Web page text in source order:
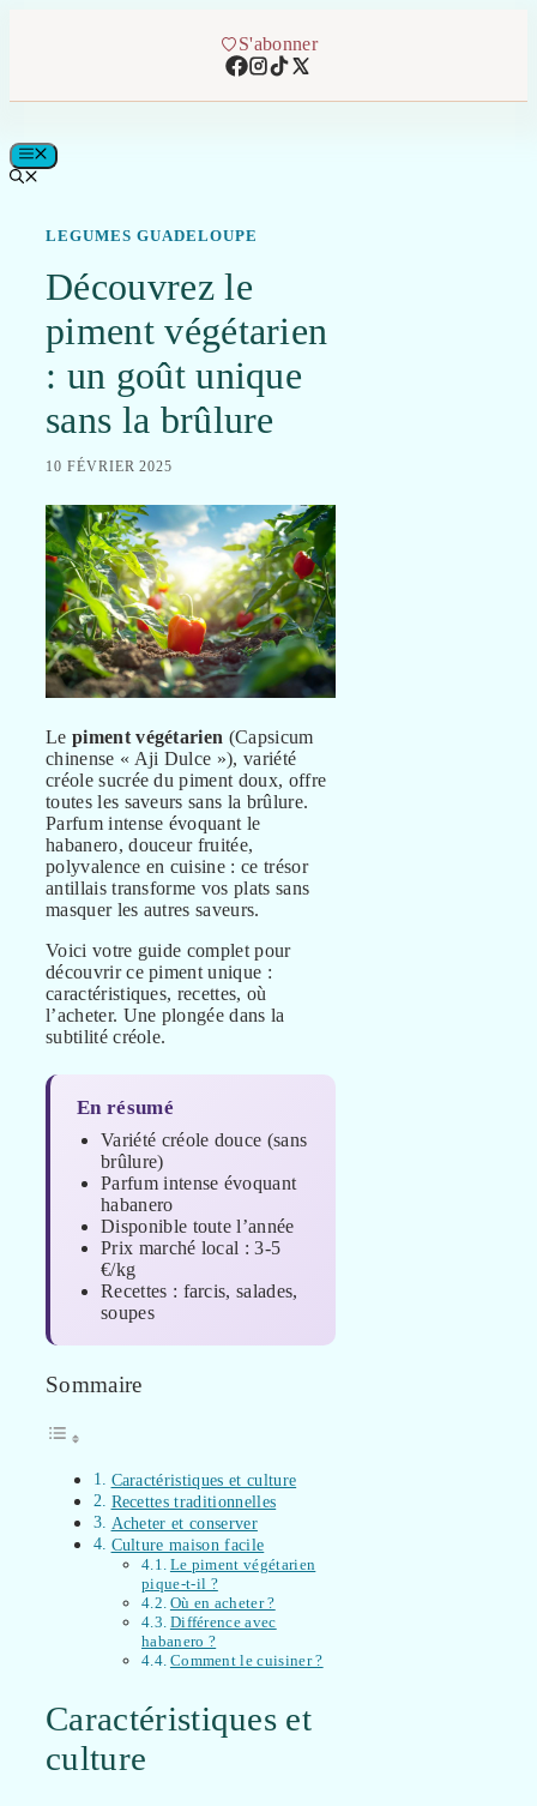
S'abonner
MENU
LEGUMES GUADELOUPE
Découvrez le
piment végétarien
: un goût unique
sans la brûlure
10 FÉVRIER 2025
Le piment végétarien (Capsicum
chinense « Aji Dulce »), variété
créole sucrée du piment doux, offre
toutes les saveurs sans la brûlure.
Parfum intense évoquant le
habanero, douceur fruitée,
polyvalence en cuisine : ce trésor
antillais transforme vos plats sans
masquer les autres saveurs.
Voici votre guide complet pour
découvrir ce piment unique :
caractéristiques, recettes, où
l’acheter. Une plongée dans la
subtilité créole.
En résumé
Variété créole douce (sans
brûlure)
Parfum intense évoquant
habanero
Disponible toute l’année
Prix marché local : 3-5
€/kg
Recettes : farcis, salades,
soupes
Sommaire
Caractéristiques et culture
Recettes traditionnelles
Acheter et conserver
Culture maison facile
Le piment végétarien
pique-t-il ?
Où en acheter ?
Différence avec
habanero ?
Comment le cuisiner ?
Caractéristiques et
culture